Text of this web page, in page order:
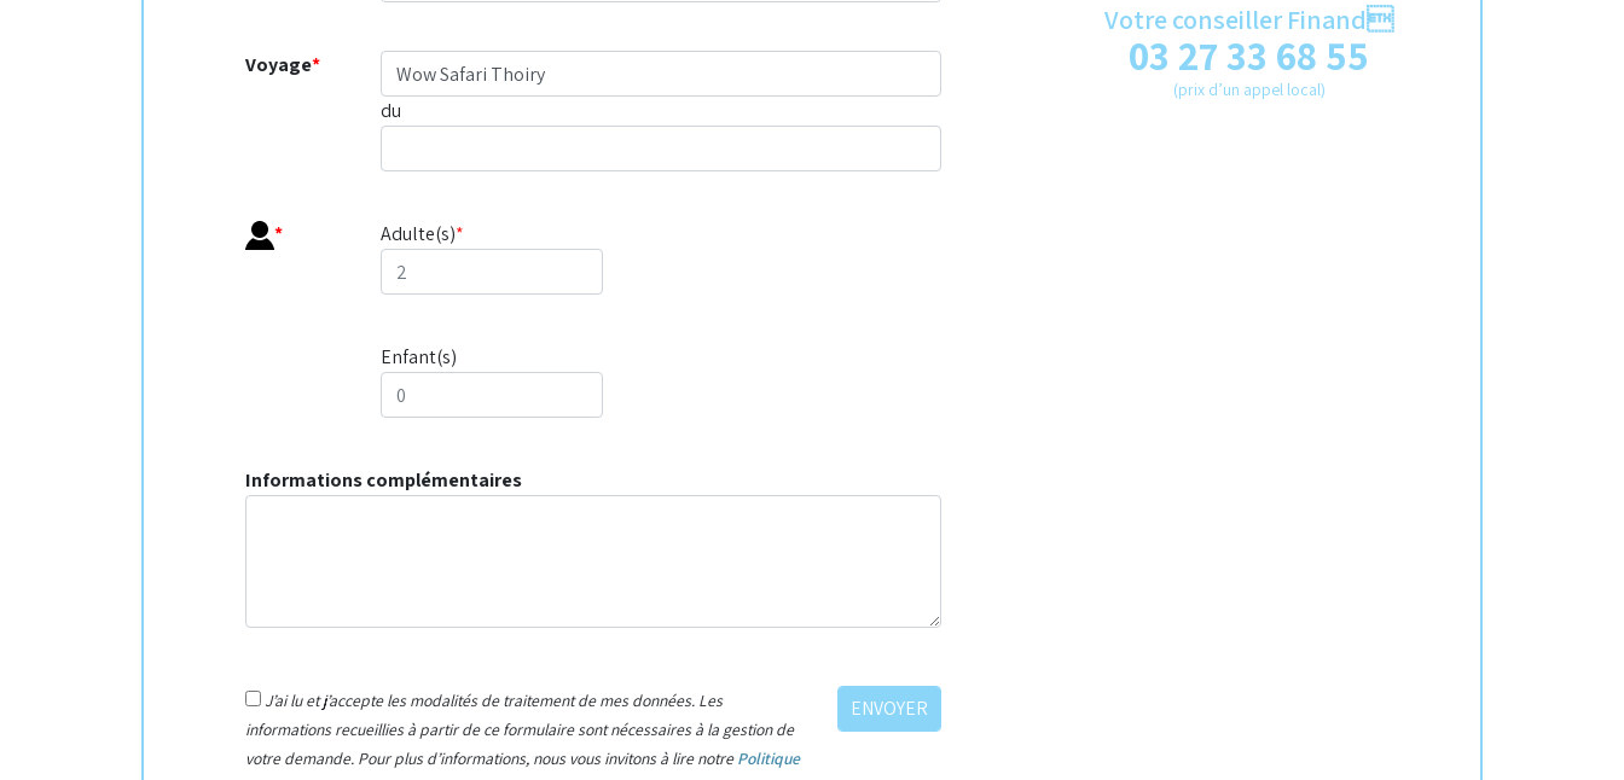
Voyage*
du
* Adulte(s)*
Enfant(s)
Informations complémentaires
J’ai lu et j’accepte les modalités de traitement de mes données. Les
informations recueillies à partir de ce formulaire sont nécessaires à la gestion de
votre demande. Pour plus d’informations, nous vous invitons à lire notrePolitique
Votre conseiller Finand
03 27 33 68 55
(prix d’un appel local)